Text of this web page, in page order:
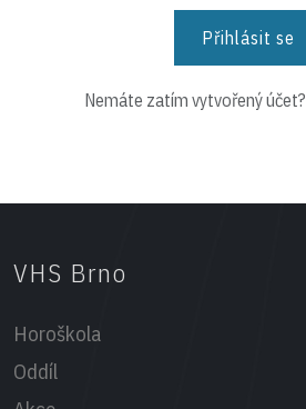
Nemáte zatím vytvořený účet?
VHS Brno
Horoškola
Oddíl